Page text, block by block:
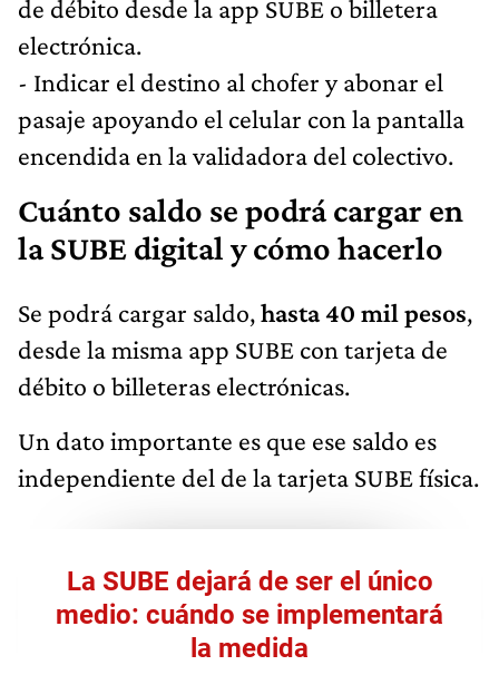
de débito desde la app SUBE o billetera
electrónica.
- Indicar el destino al chofer y abonar el
pasaje apoyando el celular con la pantalla
encendida en la validadora del colectivo.
Cuánto saldo se podrá cargar en
la SUBE digital y cómo hacerlo
Se podrá cargar saldo,hasta 40 mil pesos,
desde la misma app SUBE con tarjeta de
débito o billeteras electrónicas.
Un dato importante es que ese saldo es
independiente del de la tarjeta SUBE física.
La SUBE dejará de ser el único
medio: cuándo se implementará
la medida